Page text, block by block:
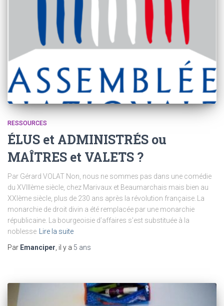
RESSOURCES
ÉLUS et ADMINISTRÉS ou
MAÎTRES et VALETS ?
Par Gérard VOLAT Non, nous ne sommes pas dans une comédie
du XVIIIème siècle, chez Marivaux et Beaumarchais mais bien au
XXIème siècle, plus de 230 ans après la révolution française. La
monarchie de droit divin a été remplacée par une monarchie
républicaine. La bourgeoisie d’affaires s’est substituée à la
noblesse Lire la suite
Par Emanciper, il y a 5 ans